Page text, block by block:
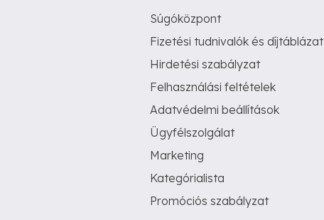
Súgóközpont
Fizetési tudnivalók és díjtáblázat
Hirdetési szabályzat
Felhasználási feltételek
Adatvédelmi beállítások
Ügyfélszolgálat
Marketing
Kategórialista
Promóciós szabályzat